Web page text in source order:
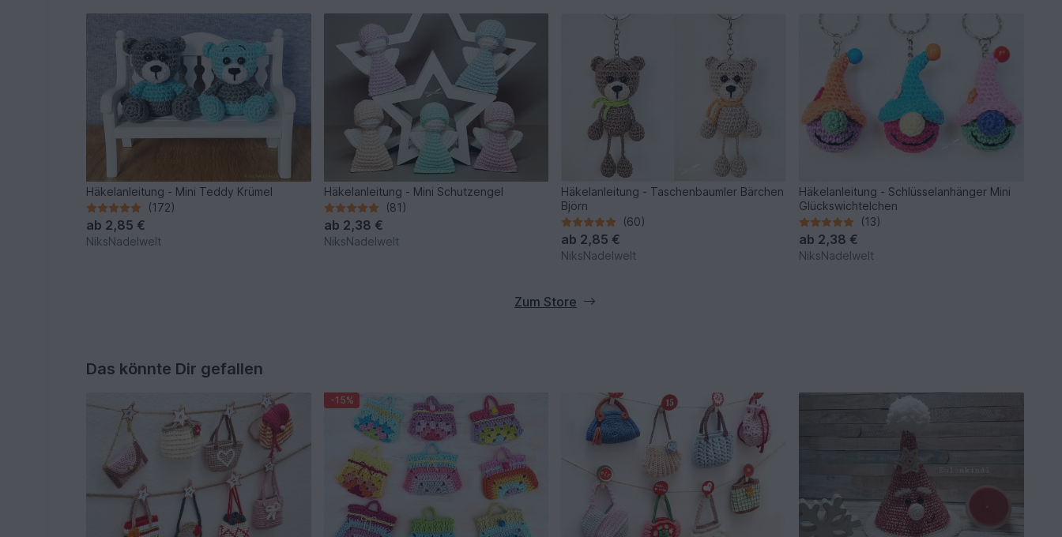
Häkelanleitung - Mini Teddy Krümel
(172)
ab 2,85 €
NiksNadelwelt
Häkelanleitung - Mini Schutzengel
(81)
ab 2,38 €
NiksNadelwelt
Häkelanleitung - Taschenbaumler Bärchen
Björn
(60)
ab 2,85 €
NiksNadelwelt
Häkelanleitung - Schlüsselanhänger Mini
Glückswichtelchen
(13)
ab 2,38 €
NiksNadelwelt
Zum Store
Das könnte Dir gefallen
-15%